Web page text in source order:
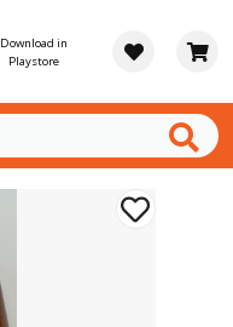
Download in
Playstore